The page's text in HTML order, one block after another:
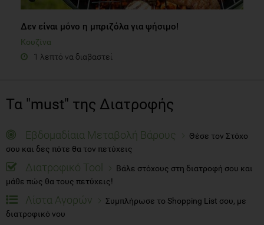
Δεν είναι μόνο η μπριζόλα για ψήσιμο!
Κουζίνα
1 λεπτό να διαβαστεί
Τα "must" της Διατροφής
Εβδομαδίαια Μεταβολή Βάρους
Θέσε τον Στόχο
σου και δες πότε θα τον πετύχεις
Διατροφικό Tool
Βάλε στόχους στη διατροφή σου και
μάθε πώς θα τους πετύχεις!
Λίστα Αγορών
Συμπλήρωσε το Shopping List σου, με
διατροφικό νου